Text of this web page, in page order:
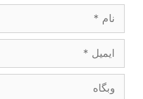
ایمیل
وبگاه